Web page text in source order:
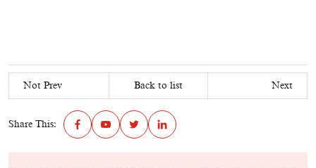
Not Prev Back to list Next
Share This: